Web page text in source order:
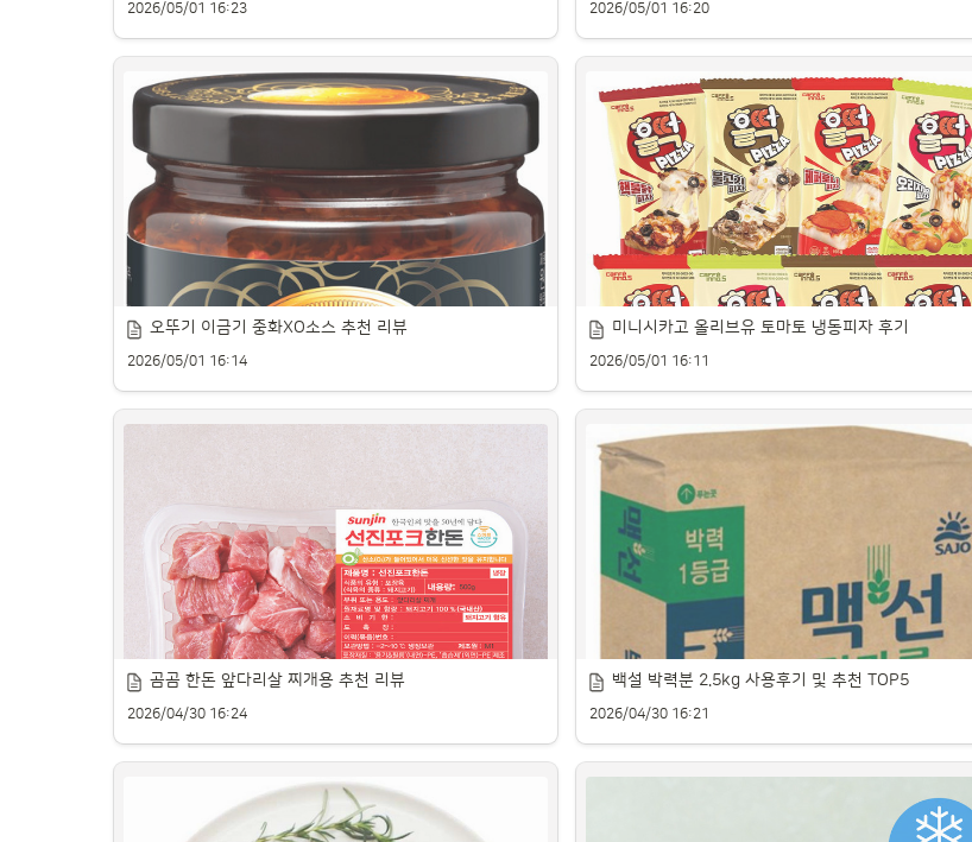
2026/05/01 16:23
신선한 손질장어 제품을 꼼꼼히 비교해 소개합니다.
2026/05/01 16:20
오뚜기 이금기 중화XO소스 추천 리뷰
2026/05/01 16:14
맛과 가성비 좋은 냉동피자 제품을 소개합니다.
미니시카고 올리브유 토마토 냉동피자 후기
2026/05/01 16:11
곰곰 한돈 앞다리살 찌개용 추천 리뷰
2026/04/30 16:24
백설 박력분 2.5kg 사용후기 및 추천 TOP5
2026/04/30 16:21